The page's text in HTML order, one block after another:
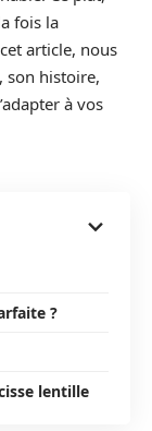
fois la
article, nous
son histoire,
à vos
?
lentille